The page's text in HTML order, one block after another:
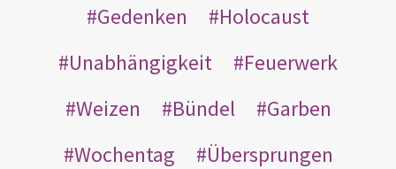
Gedenken
Holocaust
Unabhängigkeit
Feuerwerk
Weizen
Bündel
Garben
Wochentag
Übersprungen